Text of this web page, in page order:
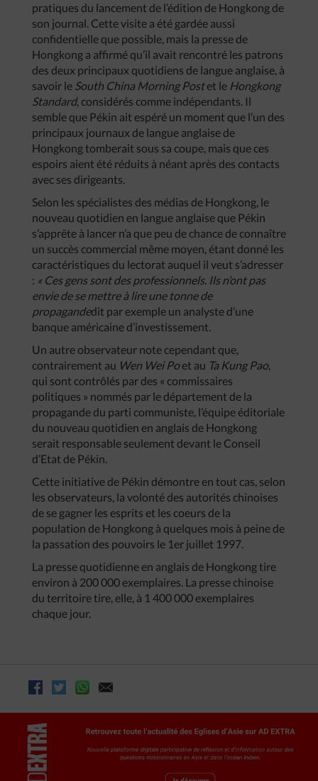
pratiques du lancement de l’édition de Hongkong de
son journal. Cette visite a été gardée aussi
confidentielle que possible, mais la presse de
Hongkong a affirmé qu’il avait rencontré les patrons
des deux principaux quotidiens de langue anglaise, à
savoir le South China Morning Postet le Hongkong
Standard, considérés comme indépendants. Il
semble que Pékin ait espéré un moment que l’un des
principaux journaux de langue anglaise de
Hongkong tomberait sous sa coupe, mais que ces
espoirs aient été réduits à néant après des contacts
avec ses dirigeants.
Selon les spécialistes des médias de Hongkong, le
nouveau quotidien en langue anglaise que Pékin
s’apprête à lancer n’a que peu de chance de connaître
un succès commercial même moyen, étant donné les
caractéristiques du lectorat auquel il veut s’adresser
: « Ces gens sont des professionnels. Ils n’ont pas
envie de se mettre à lire une tonne de
propagandedit par exemple un analyste d’une
banque américaine d’investissement.
Un autre observateur note cependant que,
contrairement au Wen Wei Poet au Ta Kung Pao,
qui sont contrôlés par des « commissaires
politiques » nommés par le département de la
propagande du parti communiste, l’équipe éditoriale
du nouveau quotidien en anglais de Hongkong
serait responsable seulement devant le Conseil
d’Etat de Pékin.
Cette initiative de Pékin démontre en tout cas, selon
les observateurs, la volonté des autorités chinoises
de se gagner les esprits et les coeurs de la
population de Hongkong à quelques mois à peine de
la passation des pouvoirs le 1er juillet 1997.
La presse quotidienne en anglais de Hongkong tire
environ à 200 000 exemplaires. La presse chinoise
du territoire tire, elle, à 1 400 000 exemplaires
chaque jour.